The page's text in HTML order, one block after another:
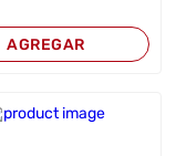
AGREGAR